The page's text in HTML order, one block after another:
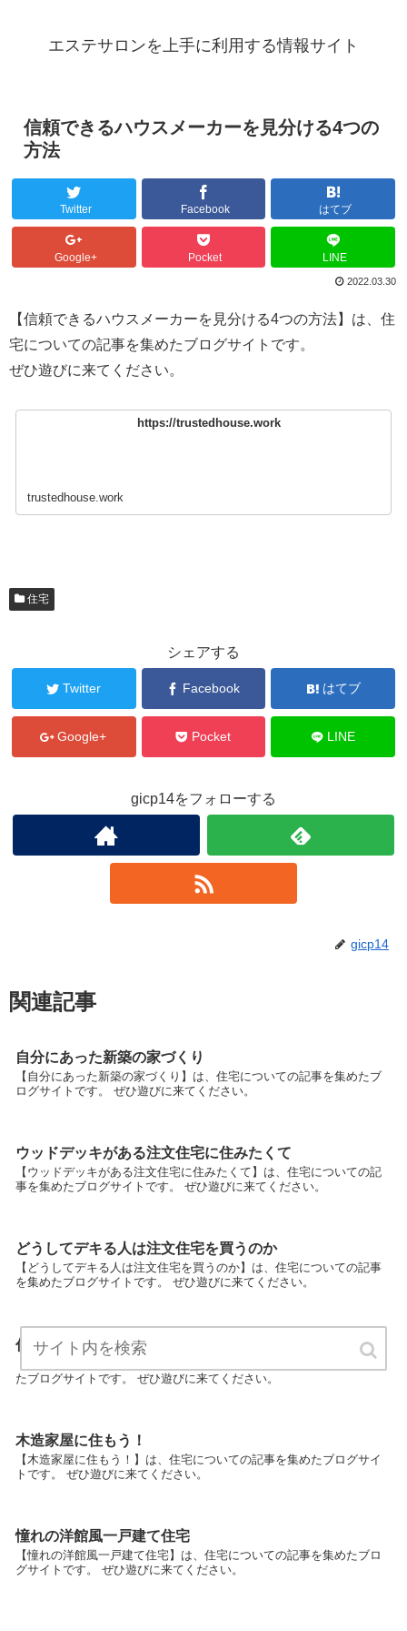
エステサロンを上手に利用する情報サイト
信頼できるハウスメーカーを見分ける4つの
方法
Twitter Facebook はてブ
Google+ Pocket LINE
2022.03.30
【信頼できるハウスメーカーを見分ける4つの方法】は、住
宅についての記事を集めたブログサイトです。
ぜひ遊びに来てください。
https://trustedhouse.work
trustedhouse.work
住宅
シェアする
Twitter Facebook はてブ
Google+ Pocket LINE
gicp14をフォローする
gicp14
関連記事
自分にあった新築の家づくり
【自分にあった新築の家づくり】は、住宅についての記事を集めたブ
ログサイトです。 ぜひ遊びに来てください。
ウッドデッキがある注文住宅に住みたくて
【ウッドデッキがある注文住宅に住みたくて】は、住宅についての記
事を集めたブログサイトです。 ぜひ遊びに来てください。
どうしてデキる人は注文住宅を買うのか
【どうしてデキる人は注文住宅を買うのか】は、住宅についての記事
を集めたブログサイトです。 ぜひ遊びに来てください。
住宅のリフォーム情報やお得情報
【住宅のリフォーム情報やお得情報】は、住宅についての記事を集め
たブログサイトです。 ぜひ遊びに来てください。
木造家屋に住もう！
【木造家屋に住もう！】は、住宅についての記事を集めたブログサイ
トです。 ぜひ遊びに来てください。
憧れの洋館風一戸建て住宅
【憧れの洋館風一戸建て住宅】は、住宅についての記事を集めたブロ
グサイトです。 ぜひ遊びに来てください。